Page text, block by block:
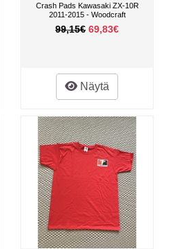
Crash Pads Kawasaki ZX-10R
2011-2015 - Woodcraft
99,15€ 69,83€
Näytä